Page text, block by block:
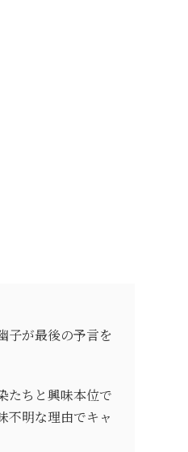
子が最後の予言を
たちと興味本位で
不明な理由でキャ